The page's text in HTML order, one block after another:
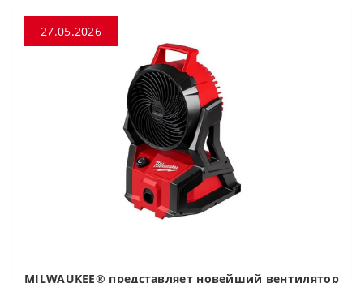
27.05.2026
MILWAUKEE® представляет новейший вентилятор